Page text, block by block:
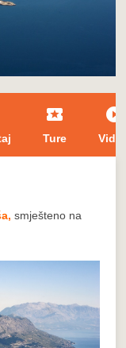
local_play
Ture
play_circle_filled
smješteno na